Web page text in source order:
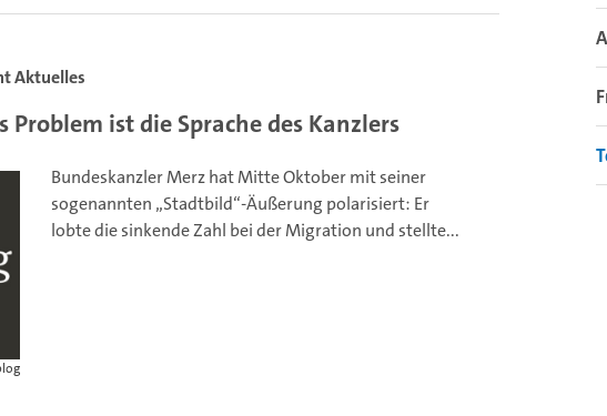
Aktuelles
ist die Sprache des Kanzlers
Bundeskanzler Merz hat Mitte Oktober mit seiner
sogenannten „Stadtbild“-Äußerung polarisiert: Er
lobte die sinkende Zahl bei der Migration und stellte...